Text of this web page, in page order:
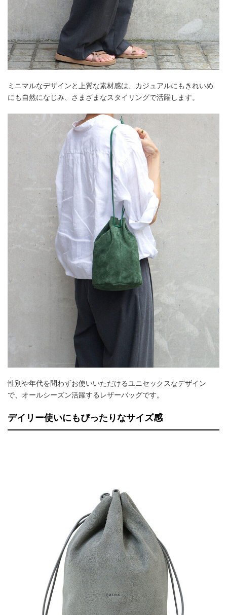
ミニマルなデザインと上質な素材感は、カジュアルにもきれいめ
にも自然になじみ、さまざまなスタイリングで活躍します。
性別や年代を問わずお使いいただけるユニセックスなデザイン
で、オールシーズン活躍するレザーバッグです。
デイリー使いにもぴったりなサイズ感